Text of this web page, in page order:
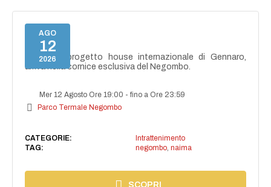
AGO
12
2026
NAIMA
NAIMA, il progetto house internazionale di Gennaro,
arriva nella cornice esclusiva del Negombo.
Mer 12 Agosto Ore 19:00 -fino a Ore 23:59
Parco Termale Negombo
CATEGORIE:
Intrattenimento
TAG:
negombo, naima
SCOPRI